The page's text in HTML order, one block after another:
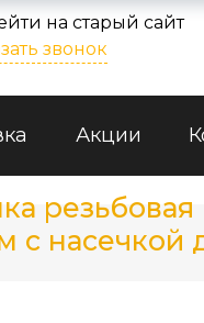
на старый сайт
звонок
Акции
насечкой